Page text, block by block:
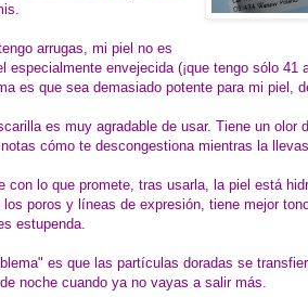
arrugas, mi piel no es
especialmente envejecida (¡que tengo sólo 41
es que sea demasiado potente para mi piel,
es muy agradable de usar. Tiene un
cómo te descongestiona mientras la
con lo que promete, tras usarla, la piel está
los poros y líneas de expresión, tiene mejor
estupenda.
es que las partículas doradas se
noche cuando ya no vayas a salir más.